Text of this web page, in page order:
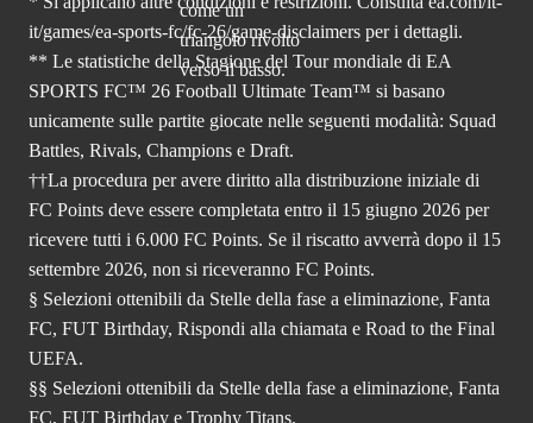
it/games/ea-sports-fc/fc-26/game-disclaimers per i dettagli.
** Le statistiche della Stagione del Tour mondiale di EA
SPORTS FC™ 26 Football Ultimate Team™ si basano
unicamente sulle partite giocate nelle seguenti modalità: Squad
Battles, Rivals, Champions e Draft.
††La procedura per avere diritto alla distribuzione iniziale di
FC Points deve essere completata entro il 15 giugno 2026 per
ricevere tutti i 6.000 FC Points. Se il riscatto avverrà dopo il 15
settembre 2026, non si riceveranno FC Points.
§ Selezioni ottenibili da Stelle della fase a eliminazione, Fanta
FC, FUT Birthday, Rispondi alla chiamata e Road to the Final
UEFA.
§§ Selezioni ottenibili da Stelle della fase a eliminazione, Fanta
FC, FUT Birthday e Trophy Titans.